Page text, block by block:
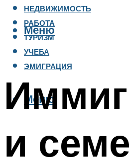
НЕДВИЖИМОСТЬ
РАБОТА
ТУРИЗМ
УЧЕБА
ЭМИГРАЦИЯ
Меню
Меню
и